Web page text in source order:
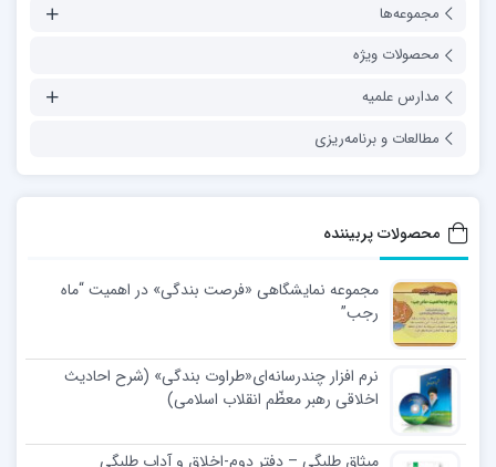
مجموعه‌ها
محصولات ویژه
مدارس علمیه
مطالعات و برنامه‌ریزی
محصولات پربیننده
مجموعه نمایشگاهی «فرصت بندگی» در اهمیت “ماه
رجب”
نرم افزار چندرسانه‌ای«طراوت بندگی» (شرح احادیث
اخلاقی رهبر معظّم انقلاب اسلامی)
میثاق طلبگی – دفتر دوم-اخلاق و آداب طلبگی